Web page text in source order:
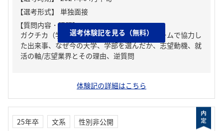
【質問内容・課題】
ガクチカ（学生時代に力を入れたこと）、チームで協力し
た出来事、なぜ今の大学、学部を選んだか、志望動機、就
活の軸/志望業界とその理由、逆質問
選考体験記を見る（無料）
体験記の詳細はこちら
25年卒 文系
性別非公開